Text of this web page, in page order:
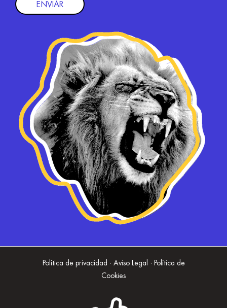
ENVIAR
Política de privacidad · Aviso Legal · Política de
Cookies